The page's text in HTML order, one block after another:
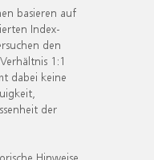
basieren auf
Index-
den
1:1
dabei keine
der